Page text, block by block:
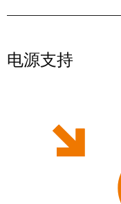
动
和
软
制
器
达
亿
欧
魏
德
米
电源支持